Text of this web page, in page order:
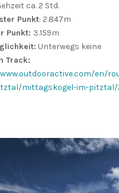
ca. 2 Std.
Punkt: 2.847m
Punkt: 3.159m
Unterwegs keine
Track:
en/
mittagskogel-im-pitztal/